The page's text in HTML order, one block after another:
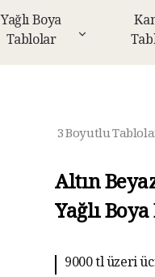
Yağlı Boya
Tablolar
3 Boyutlu
Altın
Yağlı
9000 tl üzeri